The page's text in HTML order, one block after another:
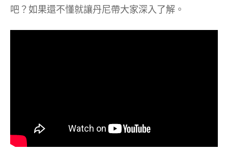
吧？如果還不懂就讓丹尼帶大家深入了解。